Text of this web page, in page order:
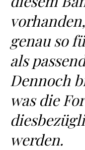
genau so
als
Dennoch
was die
werden.